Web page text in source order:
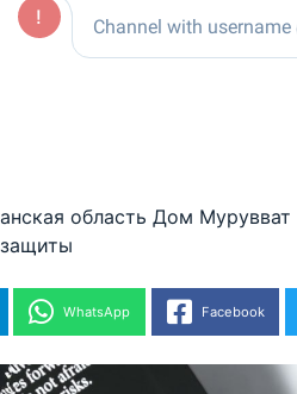
область Дом Мурувват
WhatsApp Facebook